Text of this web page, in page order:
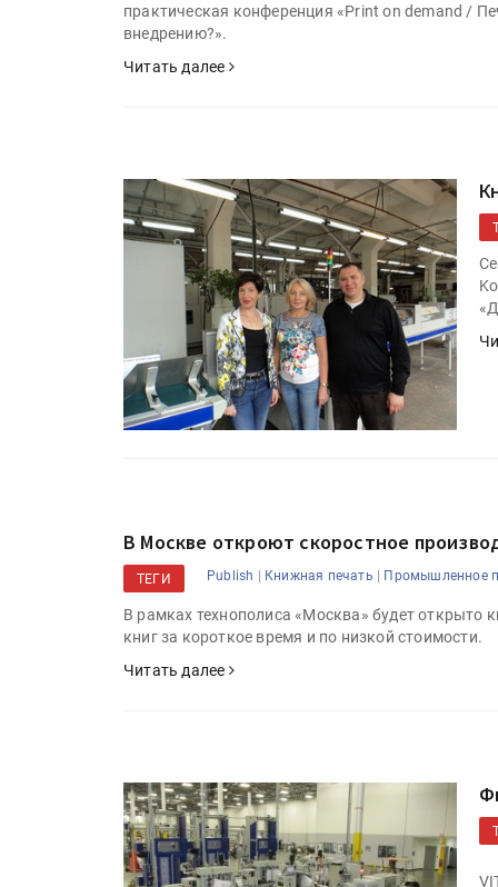
практическая конференция «Print on demand /
внедрению?».
Читать далее
В Москве откроют скоростное
ТЕГИ Publish | Книжная печать | Промышленное
В рамках технополиса «Москва» будет
книг за короткое время и по низкой стоимости.
Читать далее